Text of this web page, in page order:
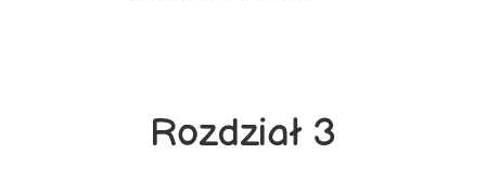
Rozdział 3